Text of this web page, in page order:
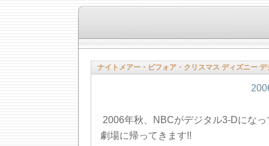
ナイトメアー・ビフォア・クリスマス ディズニー デ
2006年秋、NBCがデジタル3-Dになっ
劇場に帰ってきます!!